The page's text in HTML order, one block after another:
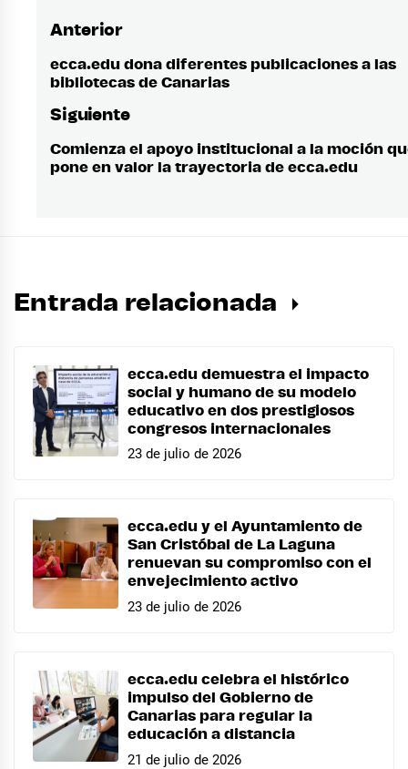
Navegación
de
Anterior
Entrada
anterior:
ecca.edu dona diferentes publicaciones a las
bibliotecas de Canarias
Siguiente
Entrada
siguiente:
Comienza el apoyo institucional a la moción
pone en valor la trayectoria de ecca.edu
Entrada relacionada
ecca.edu demuestra el impacto
social y humano de su modelo
educativo en dos prestigiosos
congresos internacionales
23 de julio de 2026
ecca.edu y el Ayuntamiento de
San Cristóbal de La Laguna
renuevan su compromiso con el
envejecimiento activo
23 de julio de 2026
ecca.edu celebra el histórico
impulso del Gobierno de
Canarias para regular la
educación a distancia
21 de julio de 2026